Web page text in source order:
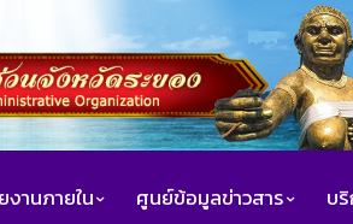
งานภายใน ศูนย์ข้อมูลข่าวสาร บ